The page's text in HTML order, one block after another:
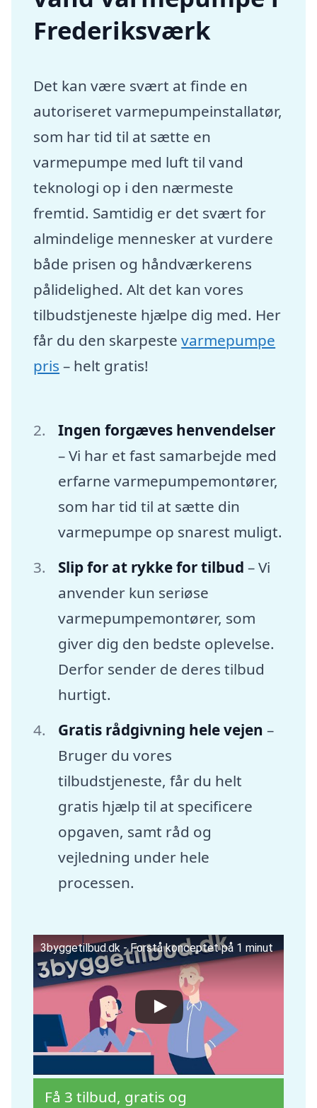
Frederiksværk
Det kan være svært at finde en
autoriseret varmepumpeinstallatør,
som har tid til at sætte en
varmepumpe med luft til vand
teknologi op i den nærmeste
fremtid. Samtidig er det svært for
almindelige mennesker at vurdere
både prisen og håndværkerens
pålidelighed. Alt det kan vores
tilbudstjeneste hjælpe dig med. Her
får du den skarpestevarmepumpe
pris – helt gratis!
Ingen forgæves henvendelser
– Vi har et fast samarbejde med
erfarne varmepumpemontører,
som har tid til at sætte din
varmepumpe op snarest muligt.
Slip for at rykke for tilbud – Vi
anvender kun seriøse
varmepumpemontører, som
giver dig den bedste oplevelse.
Derfor sender de deres tilbud
hurtigt.
Gratis rådgivning hele vejen –
Bruger du vores
tilbudstjeneste, får du helt
gratis hjælp til at specificere
opgaven, samt råd og
vejledning under hele
processen.
3byggetilbud.dk - Forstå konceptet på 1 minut
Få 3 tilbud, gratis og